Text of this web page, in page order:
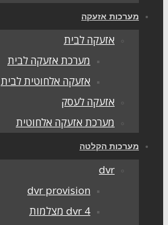
מערכות אזעקה
אזעקה לבית
מערכת אזעקה לבית
אזעקה אלחוטית לבית
אזעקה לעסק
מערכת אזעקה אלחוטית
מערכות הקלטה
dvr
dvr provision
dvr 4 מצלמות